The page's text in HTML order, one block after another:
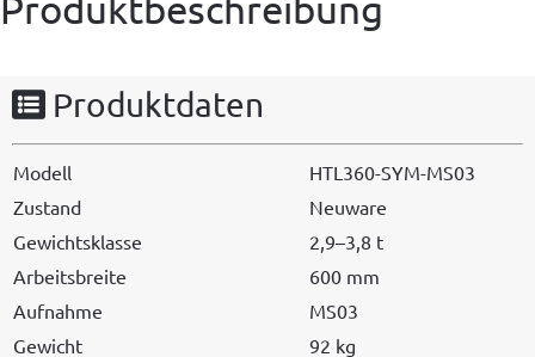
Produktdaten
Mod­ell
HTL360-SYM-MS03
Zus­tand
Neuware
Gewicht­sklasse
2,9–3,8 t
Arbeits­bre­ite
600 mm
Auf­nahme
MS03
Gewicht
92 kg